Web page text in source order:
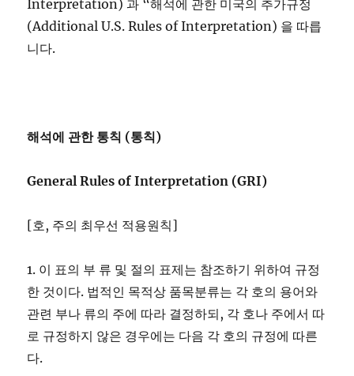
Interpretation) 과 “해석에 관한 미국의 추가규정
(Additional U.S. Rules of Interpretation) 을 따릅
니다.
해석에 관한 통칙 (통칙)
General Rules of Interpretation (GRI)
[호, 주의 최우선 적용원칙]
1. 이 표의 부 류 및 절의 표제는 참조하기 위하여 규정
한 것이다. 법적인 목적상 품목분류는 각 호의 용어와
관련 부나 류의 주에 따라 결정하되, 각 호나 주에서 따
로 규정하지 않은 경우에는 다음 각 호의 규정에 따른
다.